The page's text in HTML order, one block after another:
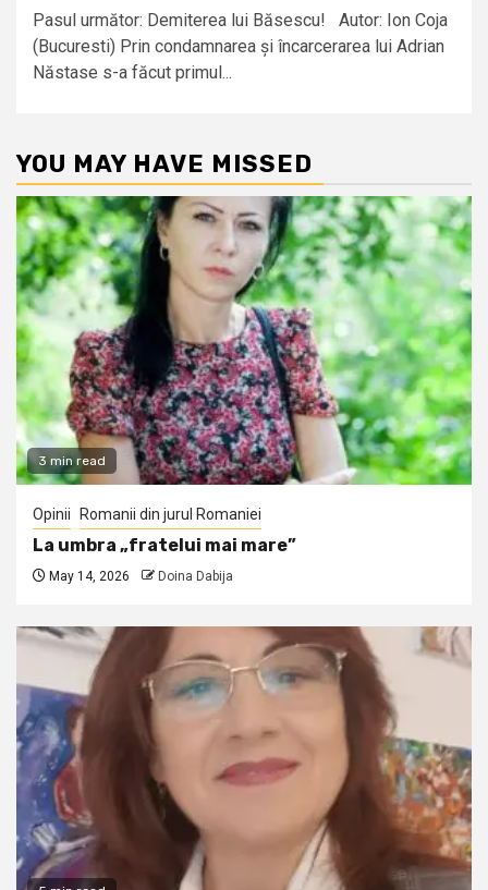
Pasul următor: Demiterea lui Băsescu! Autor: Ion Coja
(Bucuresti) Prin condamnarea și încarcerarea lui Adrian
Năstase s-a făcut primul...
YOU MAY HAVE MISSED
3 min read
Opinii Romanii din jurul Romaniei
La umbra „fratelui mai mare”
May 14, 2026 Doina Dabija